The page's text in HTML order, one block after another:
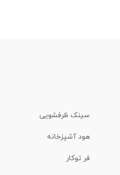
سینک ظرفشویی
هود آشپزخانه
فر توکار